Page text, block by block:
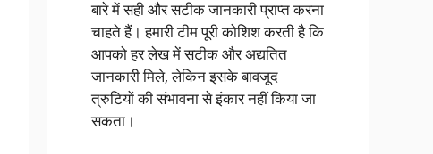
बारे में सही और सटीक जानकारी प्राप्त करना
चाहते हैं। हमारी टीम पूरी कोशिश करती है कि
आपको हर लेख में सटीक और अद्यतित
जानकारी मिले, लेकिन इसके बावजूद
त्रुटियों की संभावना से इंकार नहीं किया जा
सकता।